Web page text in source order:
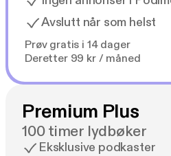
Avslutt når som helst
Prøv gratis i 14 dager
Deretter 99 kr / måned
Premium Plus
100 timer lydbøker
Eksklusive podkaster